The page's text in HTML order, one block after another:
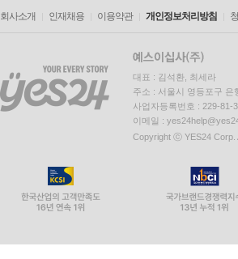
회사소개 인재채용 이용약관 개인정보처리방침
대표 : 김석환, 최세라
주소 : 서울시 영등포구
사업자등록번호 : 229-
이메일 :
Copyright ⓒ YES24 Corp.